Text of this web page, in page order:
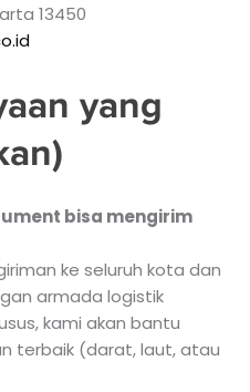
13450
yang
bisa mengirim
ke seluruh kota dan
armada logistik
kami akan bantu
terbaik (darat, laut, atau